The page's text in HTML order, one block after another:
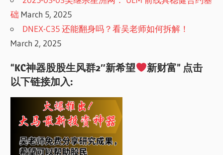
础 March 5, 2025
DNEX-C35 还能翻身吗？看吴老师如何拆解！
March 2, 2025
“KC神器股股生风群2″新希望
新财富” 点击
以下链接加入: